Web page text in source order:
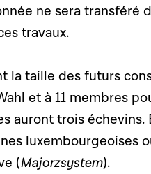
ne sera transféré
travaux.
la taille des futurs
et à 11 membres
auront trois
luxembourgeoises
(Majorzsystem).